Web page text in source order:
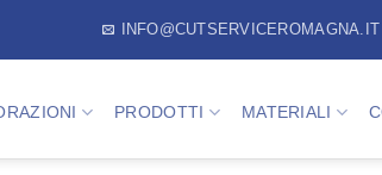
INFO@CUTSERVICEROMAGNA.IT
PRODOTTI MATERIALI